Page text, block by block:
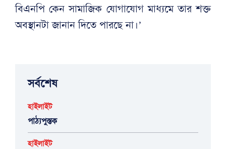
বিএনপি কেন সামাজিক যোগাযোগ মাধ্যমে তার শক্ত
অবস্থানটা জানান দিতে পারছে না।’
সর্বশেষ
হাইলাইট
পাঠ্যপুস্তক
হাইলাইট